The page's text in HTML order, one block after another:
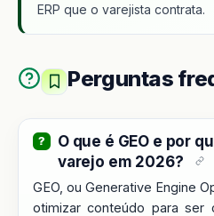
ERP que o varejista contrata.
Perguntas
O que é GEO e por
varejo em 2026?
GEO, ou Generative Engine
otimizar conteúdo para ser